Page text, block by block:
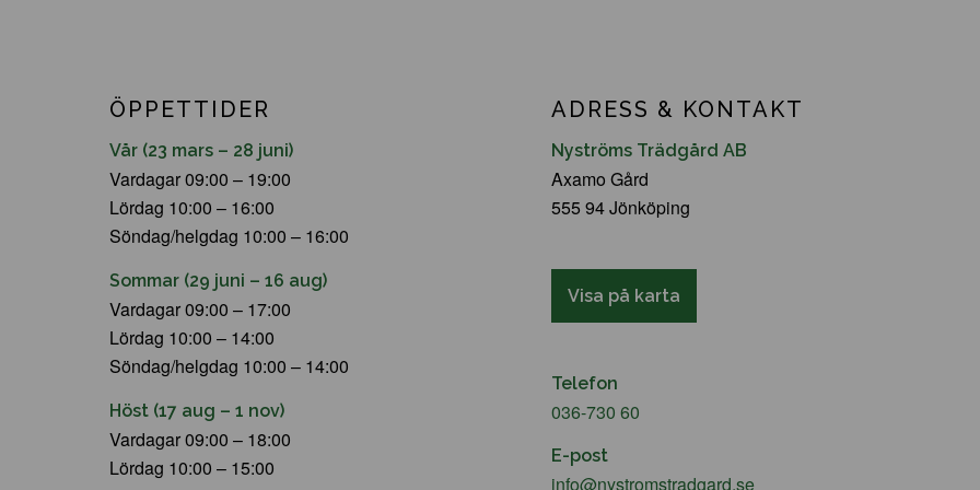
ÖPPETTIDER
Vår (23 mars – 28 juni)
Vardagar 09:00 – 19:00
Lördag 10:00 – 16:00
Söndag/helgdag 10:00 – 16:00
Sommar (29 juni – 16 aug)
Vardagar 09:00 – 17:00
Lördag 10:00 – 14:00
Söndag/helgdag 10:00 – 14:00
Höst (17 aug – 1 nov)
Vardagar 09:00 – 18:00
Lördag 10:00 – 15:00
ADRESS & KONTAKT
Nyströms Trädgård AB
Axamo Gård
555 94 Jönköping
Visa på karta
Telefon
036-730 60
E-post
info@nystromstradgard.se